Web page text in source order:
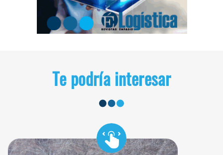
Te podría interesar